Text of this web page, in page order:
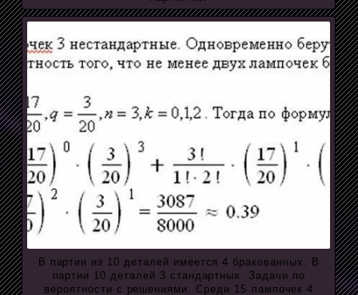
В партии из 10 деталей имеется 4 бракованных. В
партии 10 деталей 3 стандартных. Задачи по
вероятности с решениями. Среди 15 лампочек 4